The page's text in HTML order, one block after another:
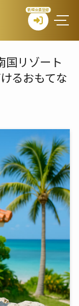
新規会員登録
国リゾート
るおもてな